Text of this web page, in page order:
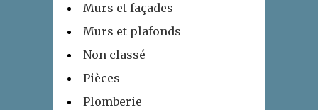
Murs et façades
Murs et plafonds
Non classé
Pièces
Plomberie